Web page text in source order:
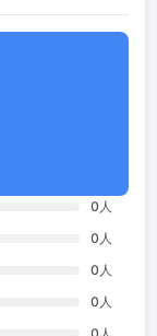
0 人
0 人
0 人
0 人